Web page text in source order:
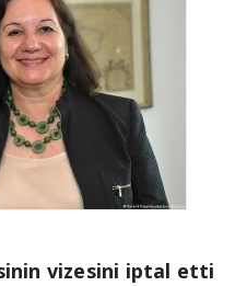
vizesini iptal etti